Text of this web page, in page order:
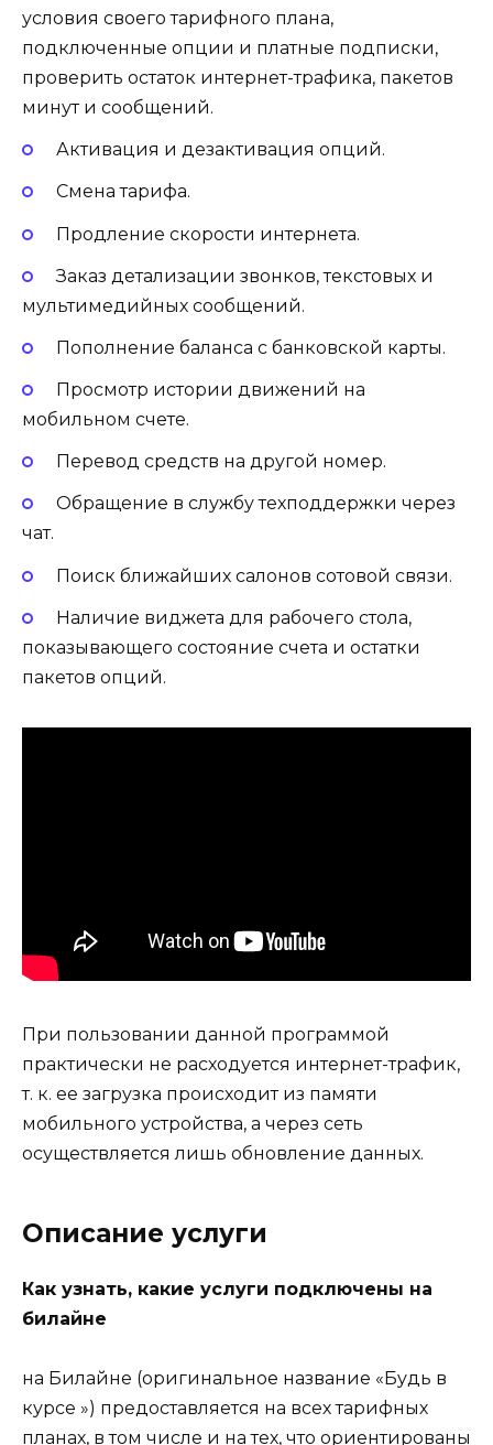
условия своего тарифного плана,
подключенные опции и платные подписки,
проверить остаток интернет-трафика, пакетов
минут и сообщений.
Активация и дезактивация опций.
Смена тарифа.
Продление скорости интернета.
Заказ детализации звонков, текстовых и
мультимедийных сообщений.
Пополнение баланса с банковской карты.
Просмотр истории движений на
мобильном счете.
Перевод средств на другой номер.
Обращение в службу техподдержки через
чат.
Поиск ближайших салонов сотовой связи.
Наличие виджета для рабочего стола,
показывающего состояние счета и остатки
пакетов опций.
При пользовании данной программой
практически не расходуется интернет-трафик,
т. к. ее загрузка происходит из памяти
мобильного устройства, а через сеть
осуществляется лишь обновление данных.
Описание услуги
Как узнать, какие услуги подключены на
билайне
на Билайне (оригинальное название «Будь в
курсе ») предоставляется на всех тарифных
планах, в том числе и на тех, что ориентированы